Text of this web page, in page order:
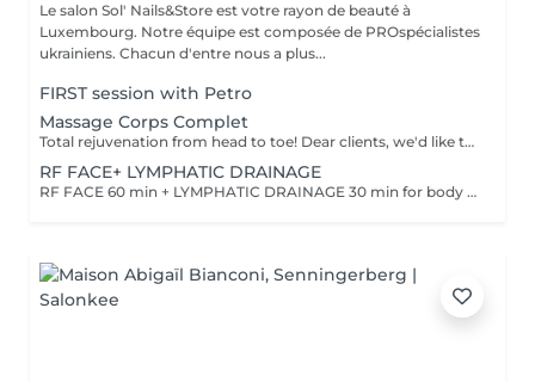
Le salon Sol' Nails&Store est votre rayon de beauté à
Luxembourg. Notre équipe est composée de PROspécialistes
ukrainiens. Chacun d'entre nous a plus...
FIRST session with Petro
Massage Corps Complet
Total rejuvenation from head to toe! Dear clients, we'd like to draw your attention to the fact that the actual massage time is indicated in parentheses next to the name of the massage. The duration list on the website includes time for room and client preparation. We strive to provide you with the highest quality and comfort. Thank you for your understanding. WHAT IS FULL BODY MASSAGE? It's a comprehensive massage that targets all major muscle groups, relieving stress, tension, and fatigue throughout the entire body. Using a combination of techniques, this treatment boosts circulation, relaxes the nervous system, and restores your natural energy balance. Ideal for those needing a full reset for both body and mind.
RF FACE+ LYMPHATIC DRAINAGE
RF FACE 60 min + LYMPHATIC DRAINAGE 30 min for body Your face lifts. Your body drains. Two systems working together to provide the full experience.